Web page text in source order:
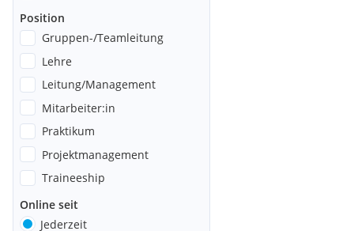
Position
Gruppen-/Teamleitung
Lehre
Leitung/Management
Mitarbeiter:in
Praktikum
Projektmanagement
Traineeship
Online seit
Jederzeit